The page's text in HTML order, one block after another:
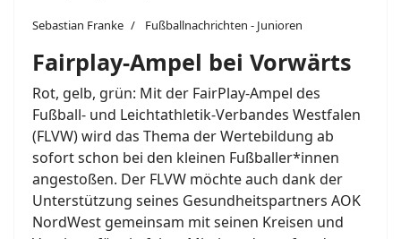
Sebastian Franke Fußballnachrichten - Junioren
Fairplay-Ampel bei Vorwärts
Rot, gelb, grün: Mit der FairPlay-Ampel des
Fußball- und Leichtathletik-Verbandes Westfalen
(FLVW) wird das Thema der Wertebildung ab
sofort schon bei den kleinen Fußballer*innen
angestoßen. Der FLVW möchte auch dank der
Unterstützung seines Gesundheitspartners AOK
NordWest gemeinsam mit seinen Kreisen und